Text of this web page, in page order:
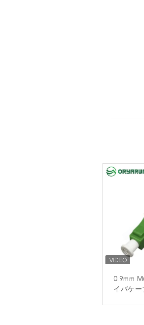
2.0mm
ケーブ
0.9mm
イバケー